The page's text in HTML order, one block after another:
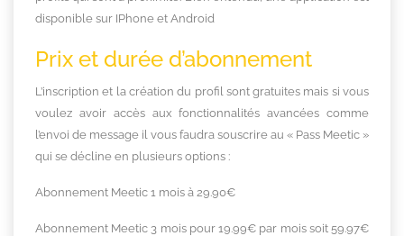
disponible sur IPhone et Android
Prix et durée d’abonnement
L’inscription et la création du profil sont gratuites mais si vous
voulez avoir accès aux fonctionnalités avancées comme
l’envoi de message il vous faudra souscrire au « Pass Meetic »
qui se décline en plusieurs options :
Abonnement Meetic 1 mois à 29.90€
Abonnement Meetic 3 mois pour 19.99€ par mois soit 59.97€